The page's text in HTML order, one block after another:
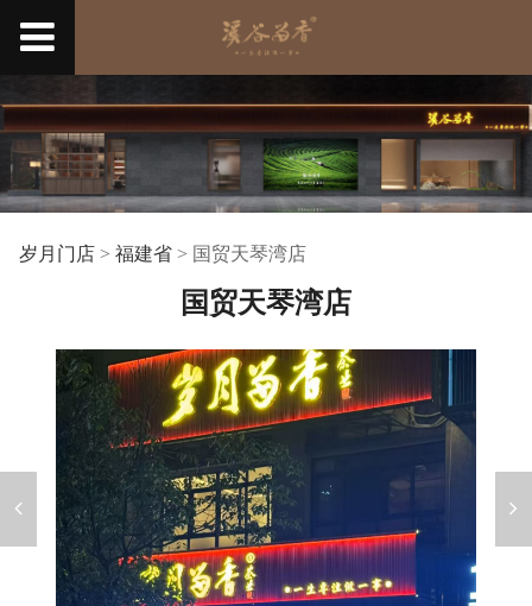
岁月门店> 福建省> 国贸天琴湾店
国贸天琴湾店